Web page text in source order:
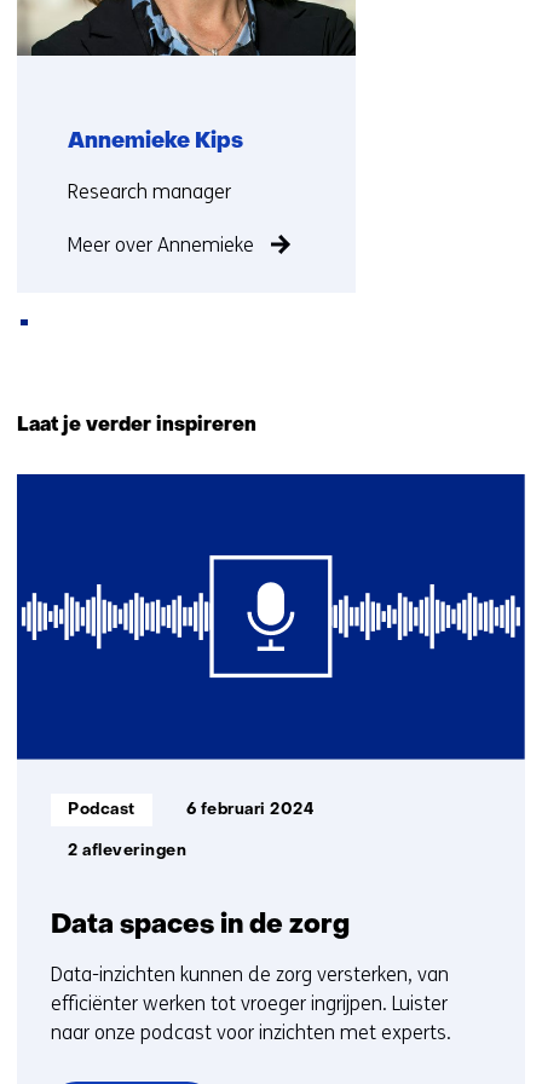
Annemieke Kips
Functie:
Research manager
Meer over Annemieke
(Neem
ons
op)
Laat je verder inspireren
3
Data spaces in de zorg
Informatietype:
Podcast 6 februari 2024
2 afleveringen
Data-inzichten kunnen de zorg versterken, van
efficiënter werken tot vroeger ingrijpen. Luister
naar onze podcast voor inzichten met experts.